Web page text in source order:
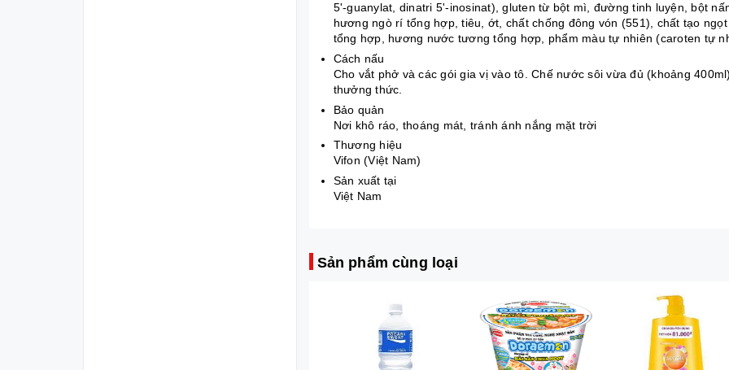
5'-guanylat, dinatri 5'-inosinat), gluten từ bột mì, đường tinh luyện, bột
hương ngò rí tổng hợp, tiêu, ớt, chất chống đông vón (551), chất tạo
tổng hợp, hương nước tương tổng hợp, phẩm màu tự nhiên (caroten tự
Cách nấu
Cho vắt phở và các gói gia vị vào tô. Chế nước sôi vừa đủ (khoảng
thưởng thức.
Bảo quản
Nơi khô ráo, thoáng mát, tránh ánh nắng mặt trời
Thương hiệu
Vifon (Việt Nam)
Sản xuất tại
Việt Nam
Sản phẩm cùng loại